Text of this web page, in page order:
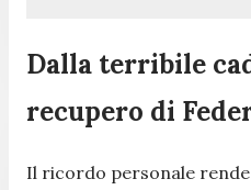
Dalla terribile
recupero di
Il ricordo personale